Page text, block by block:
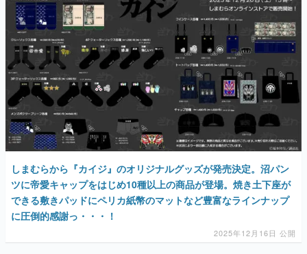
しまむらから『カイジ』のオリジナルグッズが発売決定。沼パン
ツに帝愛キャップをはじめ10種以上の商品が登場。焼き土下座が
できる敷きパッドにペリカ紙幣のマットなど豊富なラインナップ
に圧倒的感謝っ・・・！
2025年12月16日 公開